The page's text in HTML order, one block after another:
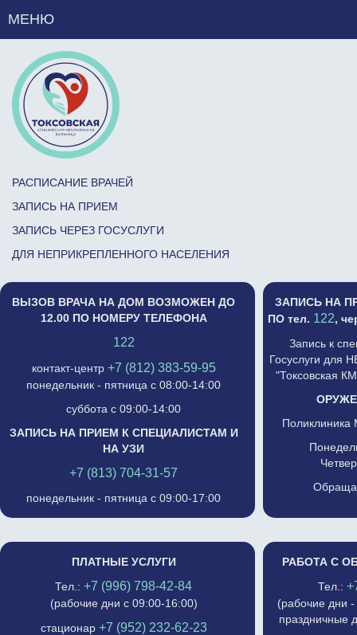
МЕНЮ
РАСПИСАНИЕ ВРАЧЕЙ
ЗАПИСЬ НА ПРИЕМ
ЗАПИСЬ ЧЕРЕЗ ГОСУСЛУГИ
ДЛЯ НЕПРИКРЕПЛЕННОГО НАСЕЛЕНИЯ
ВЫЗОВ ВРАЧА НА ДОМ ВОЗМОЖЕН ДО
12.00 ПО НОМЕРУ ТЕЛЕФОНА
122
контакт-центр +7 (812) 383-59-95
понедельник - пятница с 08:00-14:00
суббота с 09:00-14:00
ЗАПИСЬ НА ПРИЕМ К СПЕЦИАЛИСТАМ И
НА УЗИ
+7 (813) 704-31-57
понедельник - пятница с 09:00-17:00
ЗАПИСЬ НА
ПО тел. 122,
Запись к
Госуслуги для
"Токсовская
Поликлиника
ПЛАТНЫЕ УСЛУГИ
Тел.: +7 (996) 798-42-84
(рабочие дни с 09:00-16:00)
стационар +7 (952) 232-62-23
РАБОТА С
Тел.:
(рабочие дни
праздничные